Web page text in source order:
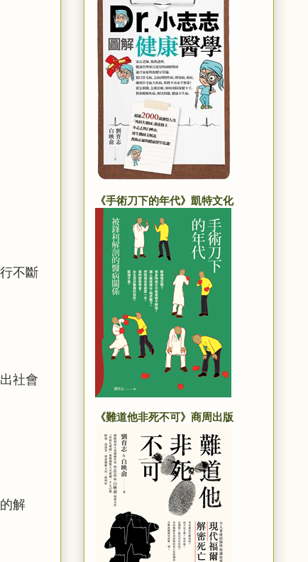
不斷
社會
解
《手術刀下的年代》凱特文化
《難道他非死不可》商周出版